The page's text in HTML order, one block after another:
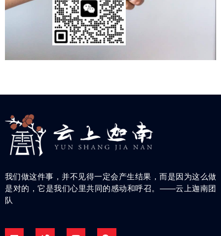
我们做这件事，并不见得一定会产生结果，而是因为这么做
是对的，它是我们心里共同的感动和呼召。——云上迦南团
队